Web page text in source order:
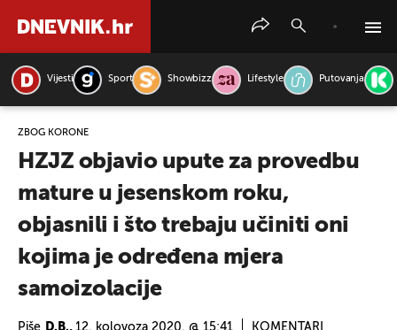
Vijesti Sport Showbizz Lifestyle Putovanja
ZBOG KORONE
HZJZ objavio upute za provedbu
mature u jesenskom roku,
objasnili i što trebaju učiniti oni
kojima je određena mjera
samoizolacije
Piše D.B., 12. kolovoza 2020. @ 15:41 KOMENTARI
PRETRAŽITE VIJESTI